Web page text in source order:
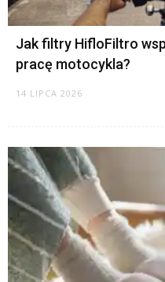
Jak filtry HifloFiltro
pracę motocykla?
14 LIPCA 2026